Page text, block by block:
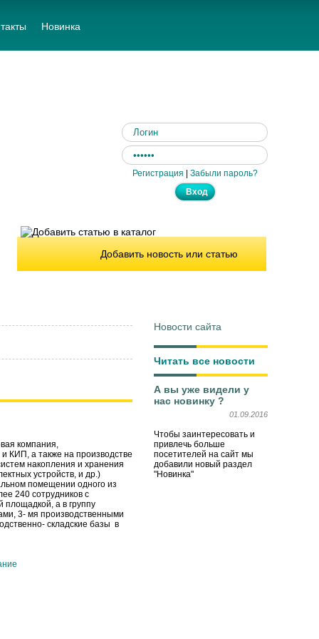
Новинка
Регистрация | Забыли пароль?
Добавить новость или статью
компания,
КИП, а также на производстве
накопления и хранения
устройств, и др.)
помещении одного из
240 сотрудников с
а в группу
3- мя производственными
складские базы в
Новости сайта
Читать все новости
А вы уже видели у
нас новинку ?
01.09.2016
Чтобы заинтересовать и
привлечь больше
посетителей на сайт мы
добавили новый раздел
"Новинка"